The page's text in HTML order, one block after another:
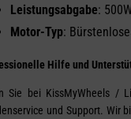
Leistungsabgabe:
Motor-Typ:
Hilfe und
Sie bei KissMyWheels /
und Support. Wir